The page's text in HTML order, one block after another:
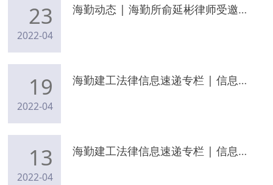
23
2022-04
海勤动态 | 海勤所俞延彬律师受邀出席中华少年儿童慈善救助基金会“法育未来”项目启动仪式
19
2022-04
海勤建工法律信息速递专栏 | 信息动态（2022年4月17日）
13
2022-04
海勤建工法律信息速递专栏 | 信息动态（2022年4月11日）